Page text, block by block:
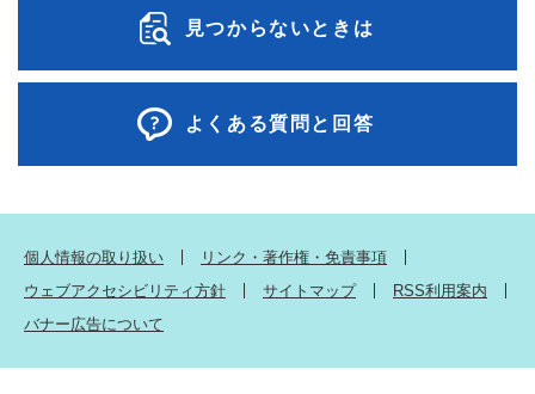
見つからないときは
よくある質問と回答
個人情報の取り扱い
リンク・著作権・免責事項
ウェブアクセシビリティ方針
サイトマップ
RSS利用案内
バナー広告について